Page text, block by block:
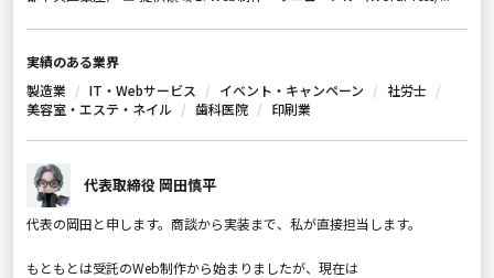
実績のある業界
製造業
IT・Webサービス イベント・キャンペーン
社労士
美容室・エステ・ネイル
歯科医院 印刷業
代表取締役 岡田慎平
代表の岡田と申します。商談から実装まで、私が直接担当します。
もともとは受託のWeb制作から始まりましたが、現在は